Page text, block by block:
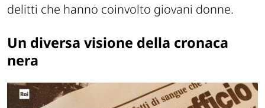
delitti che hanno coinvolto giovani donne.
Un diversa visione della cronaca
nera